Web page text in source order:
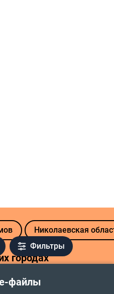
файлы
Фильтры
Николаевская
городах
Ивано-Франковск